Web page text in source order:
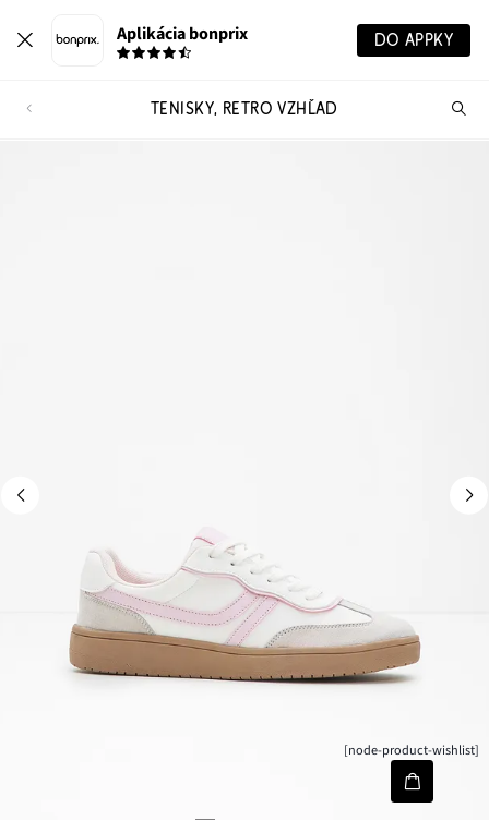
Aplikácia bonprix DO APPKY
TENISKY, RETRO VZHĽAD
[node-product-wishlist]